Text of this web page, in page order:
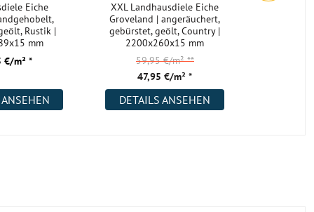
Eiche
Rustik |
mm
€/m² *
XXL Landhausdiele Eiche
Groveland | angeräuchert,
gebürstet, geölt, Country |
2200x260x15 mm
47,95 €/m² *
59,95 €/m²**
DETAILS ANSEHEN